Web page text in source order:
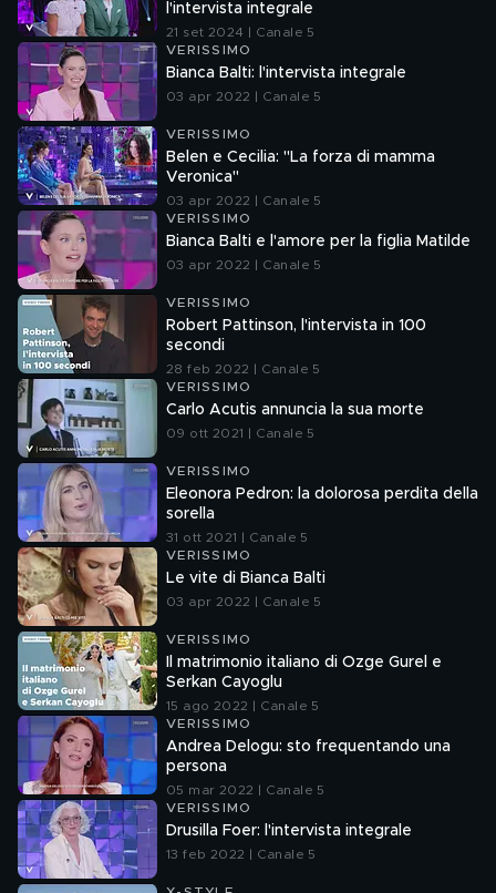
l'intervista integrale
21 set 2024 | Canale 5
VERISSIMO
Bianca Balti: l'intervista integrale
03 apr 2022 | Canale 5
VERISSIMO
Belen e Cecilia: "La forza di mamma
Veronica"
03 apr 2022 | Canale 5
VERISSIMO
Bianca Balti e l'amore per la figlia Matilde
03 apr 2022 | Canale 5
VERISSIMO
Robert Pattinson, l'intervista in 100
secondi
28 feb 2022 | Canale 5
VERISSIMO
Carlo Acutis annuncia la sua morte
09 ott 2021 | Canale 5
VERISSIMO
Eleonora Pedron: la dolorosa perdita della
sorella
31 ott 2021 | Canale 5
VERISSIMO
Le vite di Bianca Balti
03 apr 2022 | Canale 5
VERISSIMO
Il matrimonio italiano di Ozge Gurel e
Serkan Cayoglu
15 ago 2022 | Canale 5
VERISSIMO
Andrea Delogu: sto frequentando una
persona
05 mar 2022 | Canale 5
VERISSIMO
Drusilla Foer: l'intervista integrale
13 feb 2022 | Canale 5